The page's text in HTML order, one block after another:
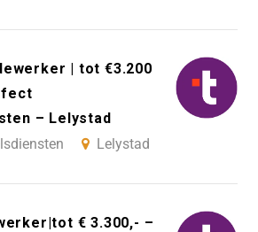
| tot €3.200
– Lelystad
Lelystad
€ 3.300,- –